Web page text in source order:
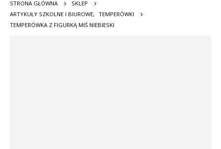
STRONA GŁÓWNA
SKLEP
ARTYKUŁY SZKOLNE I BIUROWE, TEMPERÓWKI
TEMPERÓWKA Z FIGURKĄ MIŚ NIEBIESKI